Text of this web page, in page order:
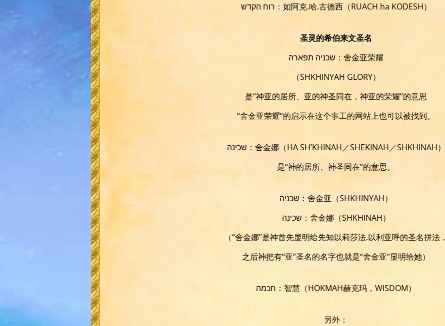
רוח הקדש：如阿克.哈.古德西（RUACH ha KODESH）
圣灵的希伯来文圣名
שכניה תפארה：舍金亚荣耀
（SHKHINYAH GLORY）
是“神亚的居所、亚的神圣同在，神亚的荣耀”的意思
“舍金亚荣耀”的启示在这个事工的网站上也可以被找到。
שכינה：舍金娜（HA SH’KHINAH／SHEKINAH／SHKHINAH）
是“神的居所、神圣同在”的意思。
שכניה：舍金亚（SHKHINYAH）
שכינה：舍金娜（SHKHINAH）
（“舍金娜”是神首先显明给先知以莉莎法.以利亚呼的圣名拼法，
之后神把有“亚”圣名的名字也就是“舍金亚”显明给她）
חכמה：智慧（HOKMAH赫克玛，WISDOM）
另外：